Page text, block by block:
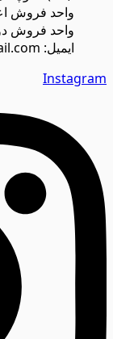
واحد فروش اعلام
واحد فروش
ایمیل: HK.SHAHAB@gmail.com
Instagram